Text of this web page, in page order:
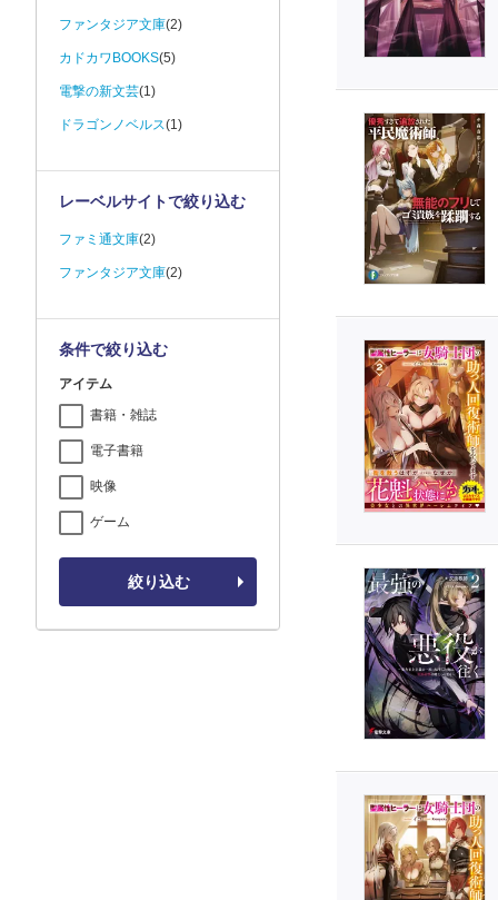
ファンタジア文庫(2)
カドカワBOOKS(5)
電撃の新文芸(1)
ドラゴンノベルス(1)
レーベルサイトで絞り込む
ファミ通文庫(2)
ファンタジア文庫(2)
条件で絞り込む
アイテム
書籍・雑誌
電子書籍
映像
ゲーム
絞り込む